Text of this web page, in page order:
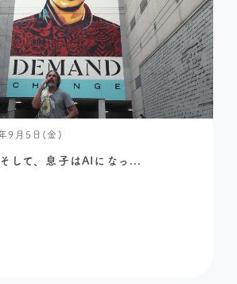
9月5日(金)
して、息子はAIになっ...